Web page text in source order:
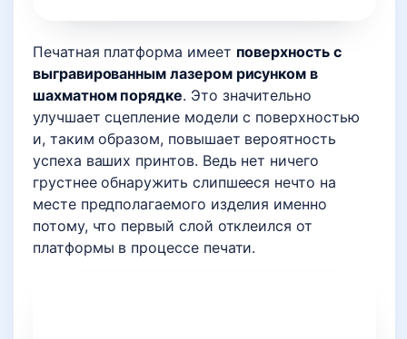
Печатная платформа имеет поверхность с
выгравированным лазером рисунком в
шахматном порядке. Это значительно
улучшает сцепление модели с поверхностью
и, таким образом, повышает вероятность
успеха ваших принтов. Ведь нет ничего
грустнее обнаружить слипшееся нечто на
месте предполагаемого изделия именно
потому, что первый слой отклеился от
платформы в процессе печати.